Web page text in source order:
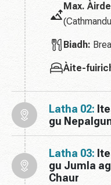
Max.
Biadh:
Àite-
Latha 02:
gu
Latha 03:
gu Jumla
Chaur